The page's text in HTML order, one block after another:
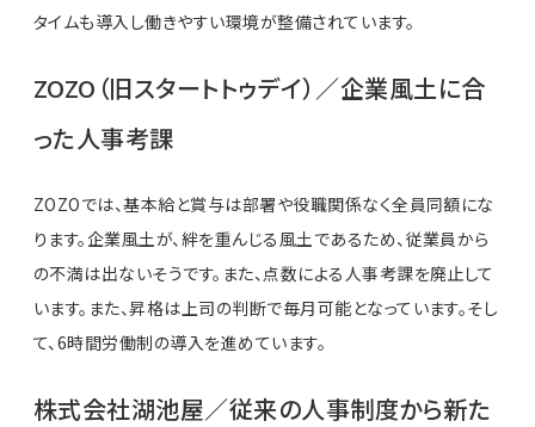
タイムも導入し働きやすい環境が整備されています。
ZOZO（旧スタートトゥデイ）／企業風土に合
った人事考課
ZOZOでは、基本給と賞与は部署や役職関係なく全員同額にな
ります。企業風土が、絆を重んじる風土であるため、従業員から
の不満は出ないそうです。また、点数による人事考課を廃止して
います。また、昇格は上司の判断で毎月可能となっています。そし
て、6時間労働制の導入を進めています。
株式会社湖池屋／従来の人事制度から新た